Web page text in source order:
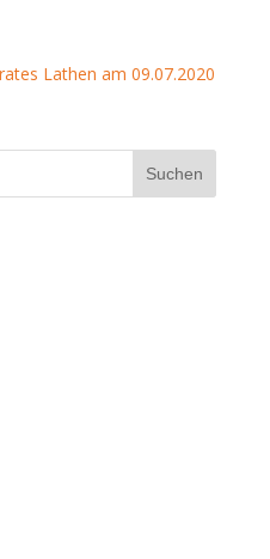
Lathen am 09.07.2020